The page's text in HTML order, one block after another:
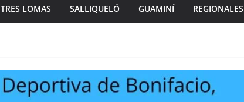
TRES LOMAS SALLIQUELÓ GUAMINÍ REGIONALES